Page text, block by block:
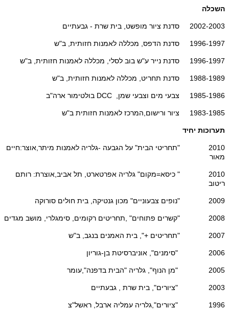
השכלה
2002-2003 סדנת ציור מופשט, בית שרת - גבעתיים
1996-1997 סדנת הדפס, מכללה לאמנות חזותית, ב"ש
1996-1997 סדנת נייר ע"ש בוב לסלי, מכללה לאמנות חזותית, ב"ש
1988-1989 סדנת תחריט, מכללה לאמנות חזותית, ב"ש
1985-1986 צבעי מים וצבעי שמן, DCC בולטימור ארה"ב
1983-1985 ציור ורישום,המרכז לאמנות חזותית ב"ש
תערוכות יחיד
2010 "תחריטי הבית" על הגבעה -גלריה לאמנות מיתר,אוצר:חיים
מאור
2010 " כיסא=מקום" גלריה אפרטארט, תל אביב,אוצרת: רותם
ריטוב
2009 "נופים צבעוניים" מכון גנטיקה, בית חולים סורוקה
2008 "קשרים פתוחים" ,תחריטים רקומים, סימגלרי, מושב מגדים
2007 "תחריטים +", בית האמנים בנגב, ב"ש
2006 "סימנים", אוניברסיטת בן-גוריון
2005 "מן הנוף", גלריה "הבית בדפנה",עומר
2003 "ציורים", בית שרת , גבעתיים
1996 "ציורים",גלריה עמליה ארבל, ראשל"צ